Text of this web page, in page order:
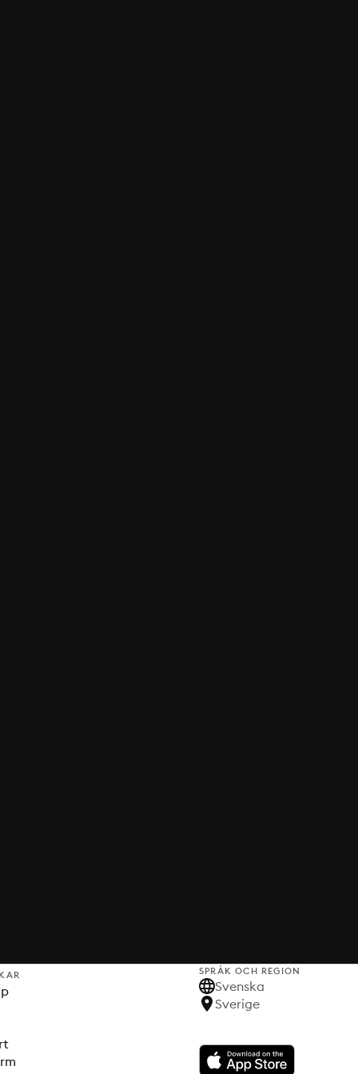
SPRÅK OCH REGION
Svenska
Sverige